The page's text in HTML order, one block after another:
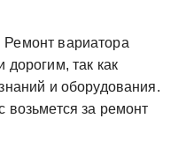
Ремонт вариатора
так как
и оборудования.
возьмется за ремонт